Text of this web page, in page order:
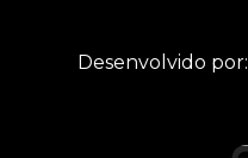
Desenvolvido por: